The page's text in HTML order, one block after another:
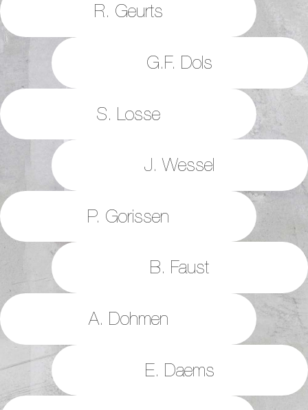
R. Geurts
G.F. Dols
S. Losse
J. Wessel
P. Gorissen
B. Faust
A. Dohmen
E. Daems